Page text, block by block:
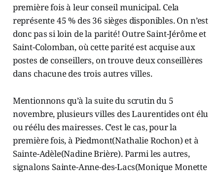
première fois à leur conseil municipal. Cela
représente 45 % des 36 sièges disponibles. On n’est
donc pas si loin de la parité! Outre Saint-Jérôme et
Saint-Colomban, où cette parité est acquise aux
postes de conseillers, on trouve deux conseillères
dans chacune des trois autres villes.
Mentionnons qu’à la suite du scrutin du 5
novembre, plusieurs villes des Laurentides ont élu
ou réélu des mairesses. C’est le cas, pour la
première fois, à Piedmont(Nathalie Rochon) et à
Sainte-Adèle(Nadine Brière). Parmi les autres,
signalons Sainte-Anne-des-Lacs(Monique Monette